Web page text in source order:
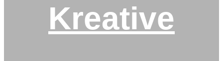
Kreative